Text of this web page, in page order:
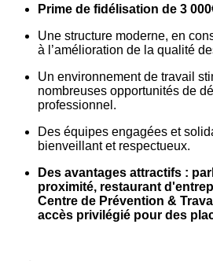
Prime de fidélisation de 3
Une structure moderne, en
à l’amélioration de la qualité
Un environnement de travail
nombreuses opportunités de
professionnel.
Des équipes engagées et
bienveillant et respectueux.
Des avantages attractifs :
proximité, restaurant
Centre de Prévention &
accès privilégié pour des